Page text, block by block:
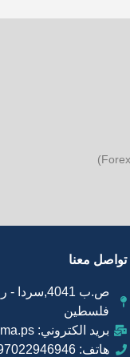
تواصل معنا
ص.ب
فلسطين
بريد الكتروني: diwan@pcma.ps
هاتف: 97022946946+